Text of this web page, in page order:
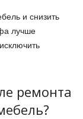
и снизить
лучше
ремонта